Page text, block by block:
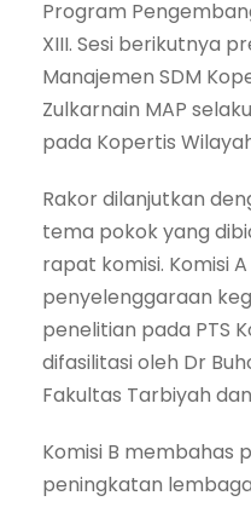
Program
XIII. Sesi berikutnya
Manajemen SDM
Zulkarnain MAP
pada Kopertis
Rakor dilanjutkan
tema pokok yang
rapat komisi. Komisi
penyelenggaraan
penelitian pada PTS
difasilitasi oleh Dr
Fakultas Tarbiyah
Komisi B membahas
peningkatan